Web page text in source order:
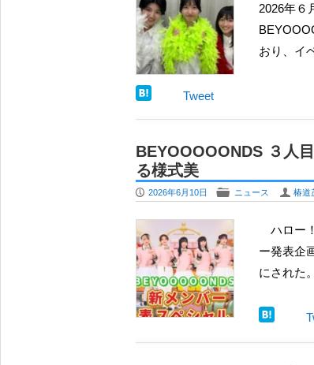
2026年６
おり、イ
Tweet
BEYOOOOONDS ３人
る様式美
P 2026年6月10日 F ニュース U 椿道
ハロー！プロジェクトが進める Hello! 30th Anniversary Project、その一環として行われてきた新メンバ
ー発表企
にされた